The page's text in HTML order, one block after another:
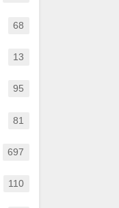
68
13
95
81
697
110